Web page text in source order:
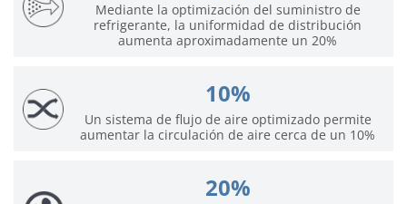
Mediante la optimización del suministro de
refrigerante, la uniformidad de distribución
aumenta aproximadamente un 20%
10%
Un sistema de flujo de aire optimizado permite
aumentar la circulación de aire cerca de un 10%
20%